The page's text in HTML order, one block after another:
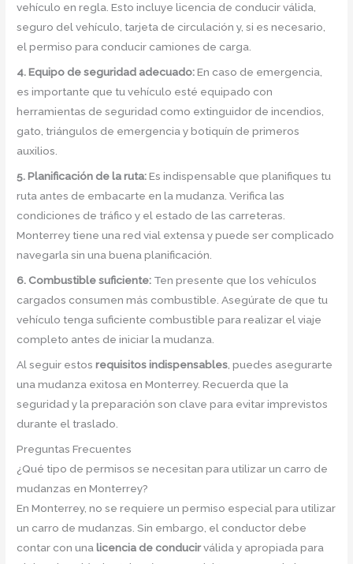
vehículo en regla. Esto incluye licencia de conducir válida,
seguro del vehículo, tarjeta de circulación y, si es necesario,
el permiso para conducir camiones de carga.
4. Equipo de seguridad adecuado:En caso de emergencia,
es importante que tu vehículo esté equipado con
herramientas de seguridad como extinguidor de incendios,
gato, triángulos de emergencia y botiquín de primeros
auxilios.
5. Planificación de la ruta:Es indispensable que planifiques tu
ruta antes de embacarte en la mudanza. Verifica las
condiciones de tráfico y el estado de las carreteras.
Monterrey tiene una red vial extensa y puede ser complicado
navegarla sin una buena planificación.
6. Combustible suficiente: Ten presente que los vehículos
cargados consumen más combustible. Asegúrate de que tu
vehículo tenga suficiente combustible para realizar el viaje
completo antes de iniciar la mudanza.
Al seguir estosrequisitos indispensables , puedes asegurarte
una mudanza exitosa en Monterrey. Recuerda que la
seguridad y la preparación son clave para evitar imprevistos
durante el traslado.
Preguntas Frecuentes
¿Qué tipo de permisos se necesitan para utilizar un carro de
mudanzas en Monterrey?
En Monterrey, no se requiere un permiso especial para utilizar
un carro de mudanzas. Sin embargo, el conductor debe
contar con unalicencia de conducirválida y apropiada para